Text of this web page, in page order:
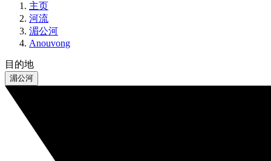
主页
河流
湄公河
Anouvong
目的地
湄公河